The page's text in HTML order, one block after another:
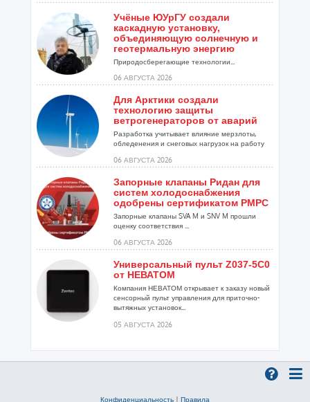
Учёные ЮУрГУ создали
каскадную установку,
объединяющую солнечную и
геотермальную энергию
Природосберегающие технологии...
06 АВГУСТА 2026
Для Арктики создали
технологию защиты
ветрогенераторов от аварий
Разработка учитывает влияние мерзлоты,
обледенения и снеговых нагрузок на работу
06 АВГУСТА 2026
Запорные клапаны Ридан для
систем холодоснабжения
одобрены сертификатом РМРС
Запорные клапаны SVA M и SNV M прошли
оценку соответствия ...
06 АВГУСТА 2026
Универсальный пульт Z037-5C0
от НЕВАТОМ
Компания НЕВАТОМ открывает к заказу новый
сенсорный пульт управления для приточно-
вытяжных установок...
05 АВГУСТА 2026
расширения ...
Конфиденциальность | Правила